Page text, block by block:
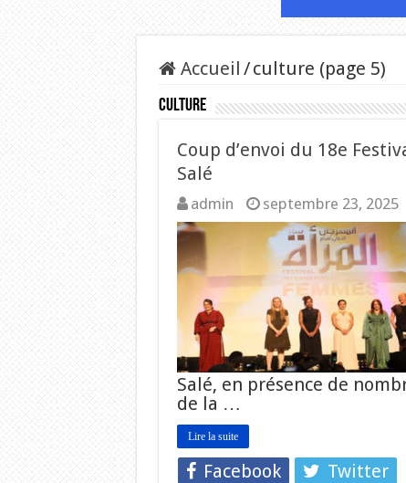
Accueil /culture (page 5)
culture
Coup d’envoi du 18e
Salé
admin septembre 23, 2025
Salé, en présence de
de la …
Lire la suite
Facebook Twitter